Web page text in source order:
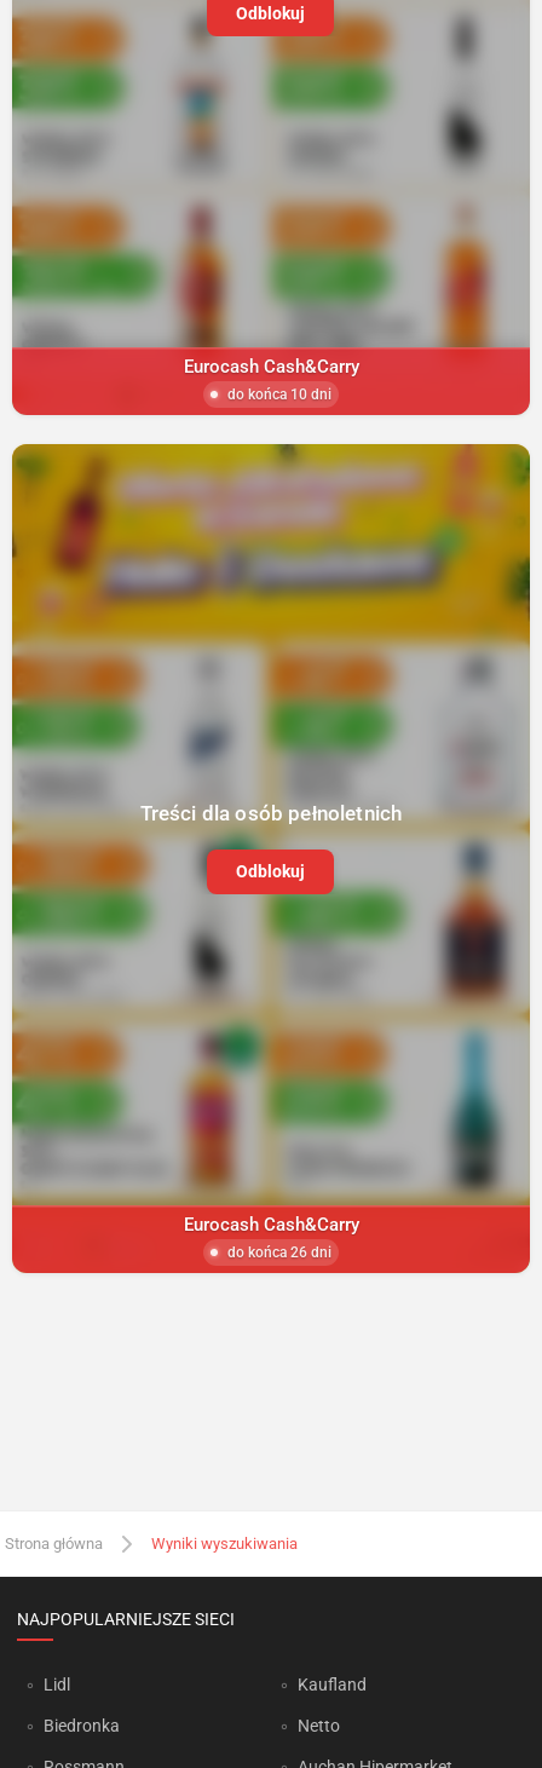
Odblokuj
Eurocash Cash&Carry
do końca 10 dni
Treści dla osób pełnoletnich
Odblokuj
Eurocash Cash&Carry
do końca 26 dni
Strona główna Wyniki wyszukiwania
NAJPOPULARNIEJSZE SIECI
Lidl
Biedronka
Kaufland
Netto